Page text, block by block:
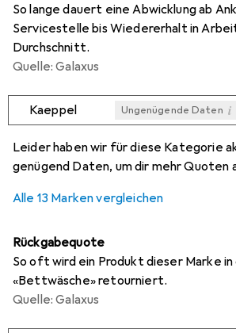
So lange dauert eine Abwicklung ab
Servicestelle bis Wiedererhalt in
Durchschnitt.
Quelle: Galaxus
Kaeppel Ungenügende Daten i
i
i
i
i
Leider haben wir für diese Kategorie
genügend Daten, um dir mehr Quoten
Alle 13 Marken vergleichen
Rückgabequote
So oft wird ein Produkt dieser Marke
«Bettwäsche» retourniert.
Quelle: Galaxus